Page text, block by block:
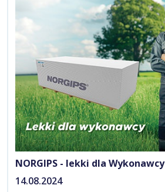
NORGIPS - lekki dla Wykonawcy
14.08.2024